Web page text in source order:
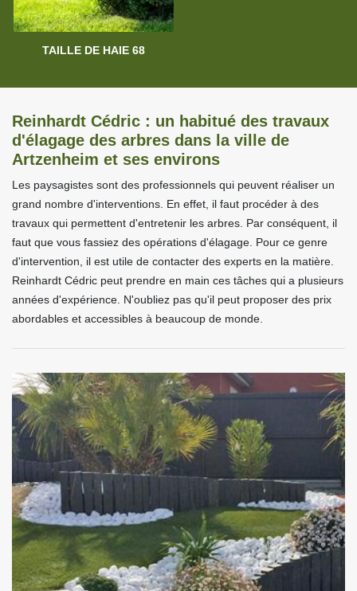
TAILLE DE HAIE 68
Reinhardt Cédric : un habitué des travaux
d'élagage des arbres dans la ville de
Artzenheim et ses environs
Les paysagistes sont des professionnels qui peuvent réaliser un
grand nombre d'interventions. En effet, il faut procéder à des
travaux qui permettent d'entretenir les arbres. Par conséquent, il
faut que vous fassiez des opérations d'élagage. Pour ce genre
d'intervention, il est utile de contacter des experts en la matière.
Reinhardt Cédric peut prendre en main ces tâches qui a plusieurs
années d'expérience. N'oubliez pas qu'il peut proposer des prix
abordables et accessibles à beaucoup de monde.